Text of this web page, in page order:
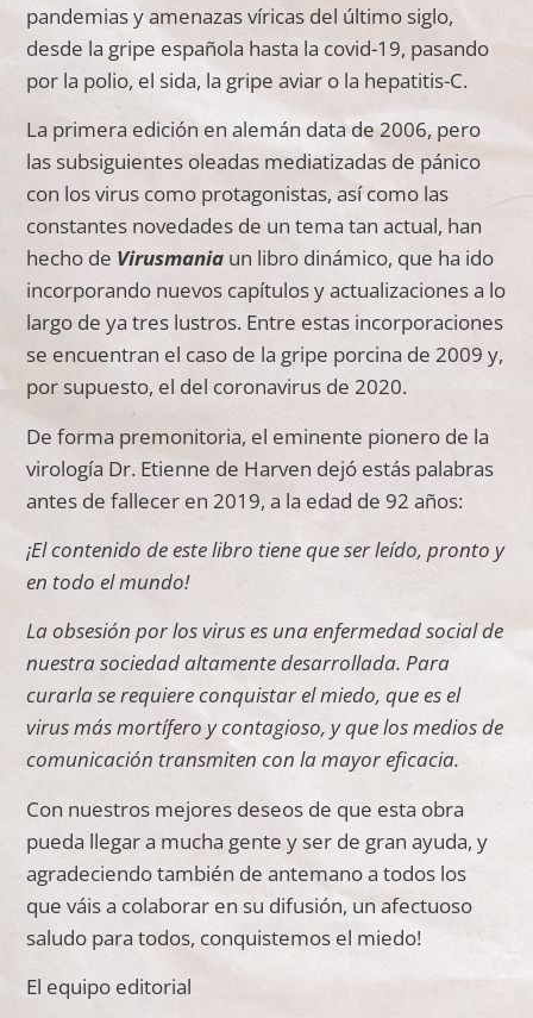
pandemias y amenazas víricas del último siglo,
desde la gripe española hasta la covid-19, pasando
por la polio, el sida, la gripe aviar o la hepatitis-C.
La primera edición en alemán data de 2006, pero
las subsiguientes oleadas mediatizadas de pánico
con los virus como protagonistas, así como las
constantes novedades de un tema tan actual, han
hecho de Virusmania un libro dinámico, que ha ido
incorporando nuevos capítulos y actualizaciones a lo
largo de ya tres lustros. Entre estas incorporaciones
se encuentran el caso de la gripe porcina de 2009 y,
por supuesto, el del coronavirus de 2020.
De forma premonitoria, el eminente pionero de la
virología Dr. Etienne de Harven dejó estás palabras
antes de fallecer en 2019, a la edad de 92 años:
¡El contenido de este libro tiene que ser leído, pronto y
en todo el mundo!
La obsesión por los virus es una enfermedad social de
nuestra sociedad altamente desarrollada. Para
curarla se requiere conquistar el miedo, que es el
virus más mortífero y contagioso, y que los medios de
comunicación transmiten con la mayor eficacia.
Con nuestros mejores deseos de que esta obra
pueda llegar a mucha gente y ser de gran ayuda, y
agradeciendo también de antemano a todos los
que váis a colaborar en su difusión, un afectuoso
saludo para todos, conquistemos el miedo!
El equipo editorial